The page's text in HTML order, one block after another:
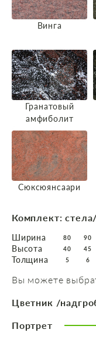
Винга
Гранатовый
амфиболит
Сюксюянсаари
Комплект:
Ширина 80 90
Высота 40 45
Толщина 5 6
Вы можете
Цветник /
Портрет